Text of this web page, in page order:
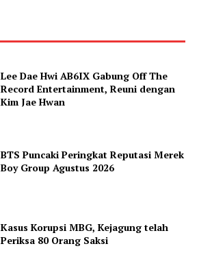
Lee Dae Hwi AB6IX Gabung Off The
Record Entertainment, Reuni dengan
Kim Jae Hwan
BTS Puncaki Peringkat Reputasi Merek
Boy Group Agustus 2026
Kasus Korupsi MBG, Kejagung telah
Periksa 80 Orang Saksi